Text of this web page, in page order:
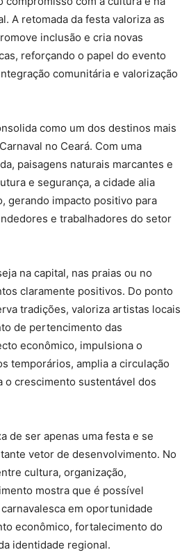
A retomada da festa valoriza as
inclusão e cria novas
reforçando o papel do evento
comunitária e valorização
como um dos destinos mais
no Ceará. Com uma
paisagens naturais marcantes e
e segurança, a cidade alia
gerando impacto positivo para
e trabalhadores do setor
na capital, nas praias ou no
claramente positivos. Do ponto
tradições, valoriza artistas locais
de pertencimento das
econômico, impulsiona o
temporários, amplia a circulação
o crescimento sustentável dos
de ser apenas uma festa e se
vetor de desenvolvimento. No
cultura, organização,
mostra que é possível
em oportunidade
econômico, fortalecimento do
identidade regional.